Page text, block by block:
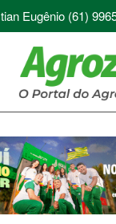
Eugênio (61)